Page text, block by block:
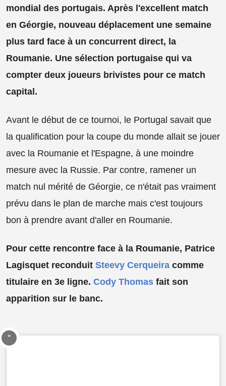
mondial des portugais. Après l'excellent match
en Géorgie, nouveau déplacement une semaine
plus tard face à un concurrent direct, la
Roumanie. Une sélection portugaise qui va
compter deux joueurs brivistes pour ce match
capital.
Avant le début de ce tournoi, le Portugal savait que
la qualification pour la coupe du monde allait se jouer
avec la Roumanie et l'Espagne, à une moindre
mesure avec la Russie. Par contre, ramener un
match nul mérité de Géorgie, ce n'était pas vraiment
prévu dans le plan de marche mais c'est toujours
bon à prendre avant d'aller en Roumanie.
Pour cette rencontre face à la Roumanie, Patrice
Lagisquet reconduit Steevy Cerqueira comme
titulaire en 3e ligne. Cody Thomas fait son
apparition sur le banc.